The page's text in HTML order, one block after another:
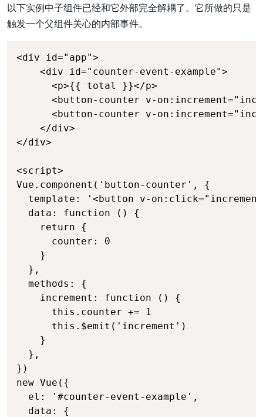
以下实例中子组件已经和它外部完全解耦了。它所做的只是
触发一个父组件关心的内部事件。
<div id="app">
    <div id="counter-event-example">
      <p>{{ total }}</p>
<button-counter v-
<button-counter v-
    </div>
</div>
<script>
Vue.component('button-counter', {
template: '<button v-
  data: function () {
    return {
      counter: 0
    }
  },
  methods: {
    increment: function () {
      this.counter += 1
      this.$emit('increment')
    }
  },
})
new Vue({
  el: '#counter-event-example',
  data: {